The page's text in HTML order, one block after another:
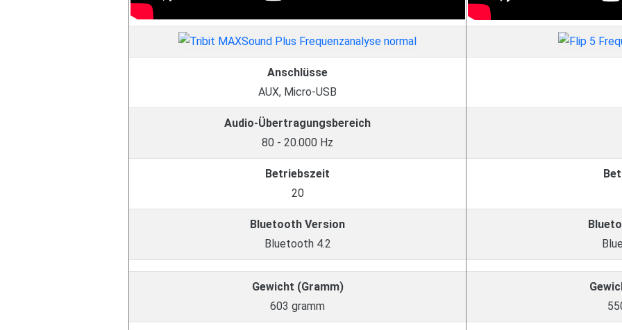
Anschlüsse
AUX, Micro-USB
Audio-Übertragungsbereich
80 - 20.000 Hz
Betriebszeit
20
Bluetooth Version
Bluetooth 4.2
Gewicht (Gramm)
603 gramm